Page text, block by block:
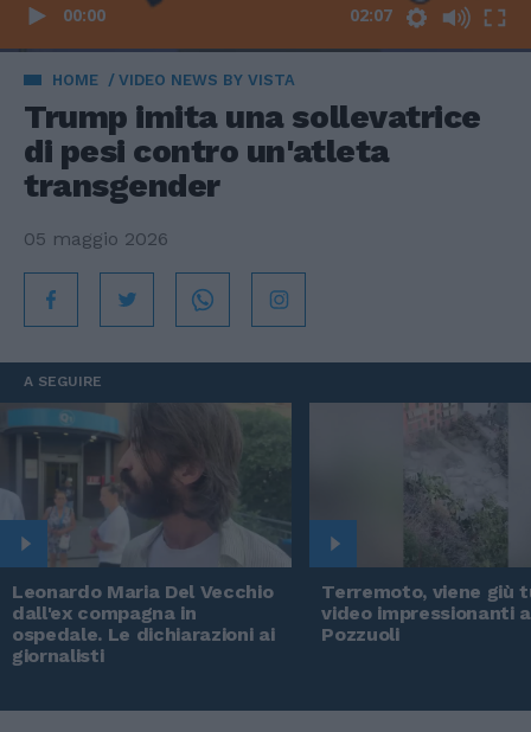
00:00 02:07
HOME VIDEO NEWS BY VISTA
Trump imita una sollevatrice
di pesi contro un'atleta
transgender
05 maggio 2026
A SEGUIRE
Leonardo Maria Del Vecchio
dall'ex compagna in
ospedale. Le dichiarazioni ai
giornalisti
Terremoto, viene giù
video impressionanti a
Pozzuoli